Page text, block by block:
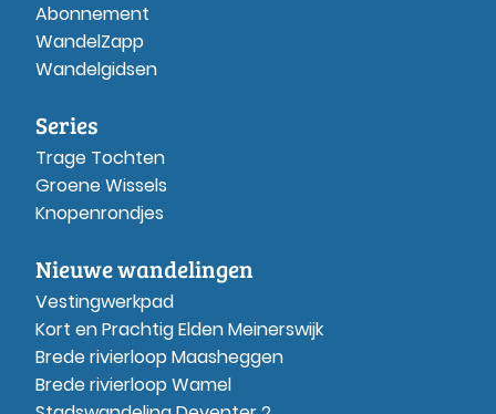
Abonnement
WandelZapp
Wandelgidsen
Series
Trage Tochten
Groene Wissels
Knopenrondjes
Nieuwe wandelingen
Vestingwerkpad
Kort en Prachtig Elden Meinerswijk
Brede rivierloop Maasheggen
Brede rivierloop Wamel